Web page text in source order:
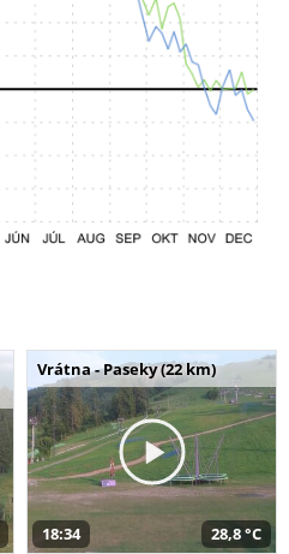
Vrátna - Paseky (22 km)
18:34 28,8 °C